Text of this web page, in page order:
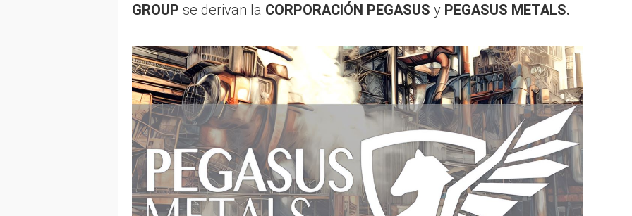
GROUP se derivan la CORPORACIÓN PEGASUS y PEGASUS METALS.